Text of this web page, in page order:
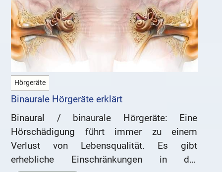
Hörgeräte
Binaurale Hörgeräte erklärt
Binaural / binaurale Hörgeräte: Eine
Hörschädigung führt immer zu einem
Verlust von Lebensqualität. Es gibt
erhebliche Einschränkungen in der